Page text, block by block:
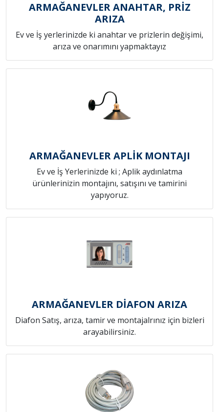
ARMAĞANEVLER ANAHTAR, PRİZ
ARIZA
Ev ve İş yerlerinizde ki anahtar ve prizlerin değişimi,
arıza ve onarımını yapmaktayız
ARMAĞANEVLER APLİK MONTAJI
Ev ve İş Yerlerinizde ki ; Aplik aydınlatma
ürünlerinizin montajını, satışını ve tamirini
yapıyoruz.
ARMAĞANEVLER DİAFON ARIZA
Diafon Satış, arıza, tamir ve montajalrınız için bizleri
arayabilirsiniz.